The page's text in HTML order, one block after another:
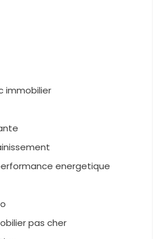
immobilier
energetique
pas cher